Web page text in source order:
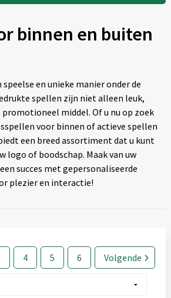
binnen en buiten
en unieke manier onder de
spellen zijn niet alleen leuk,
middel. Of u nu op zoek
voor binnen of actieve spellen
een breed assortiment dat u kunt
logo of boodschap. Maak van uw
succes met gepersonaliseerde
plezier en interactie!
4 5 6 Volgende